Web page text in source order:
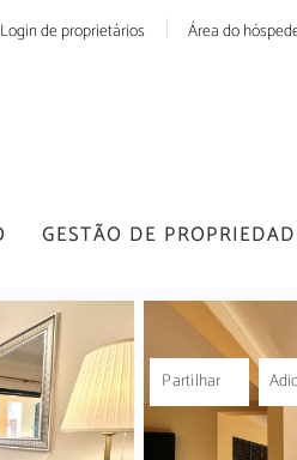
Área do
Login de proprietários
GESTÃO DE
Partilhar